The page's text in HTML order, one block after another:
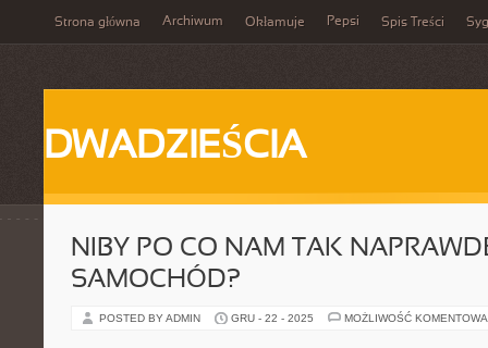
Strona główna Archiwum Okłamuje Pepsi Spis Treści
DWADZIEŚCIA
NIBY PO CO NAM TAK
SAMOCHÓD?
POSTED BY ADMIN GRU - 22 - 2025 MOŻLIWOŚĆ